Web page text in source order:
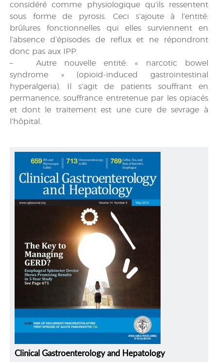
considéré comme physiologique qu’ils ressentent
sous forme de pyrosis. Ceci s’ajoute à l’entité:
brûlures fonctionnelles qui elles surviennent en
l’absence d’épisodes de reflux et ne répondront
donc pas aux IPP.
– Autre nouvelle entité: « narcotic bowel
syndrome » (opioid-induced gastrointestinal
hyperalgeria). Il s’agit de patients souffrant en
permanence, souffrance entretenue par les opiacés
et dont le traitement est une cure de sevrage à
l’hôpital.
Clinical Gastroenterology and Hepatology